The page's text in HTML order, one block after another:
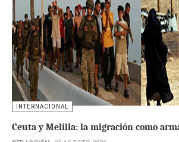
INTERNACIONAL
Ceuta y Melilla: la migración como